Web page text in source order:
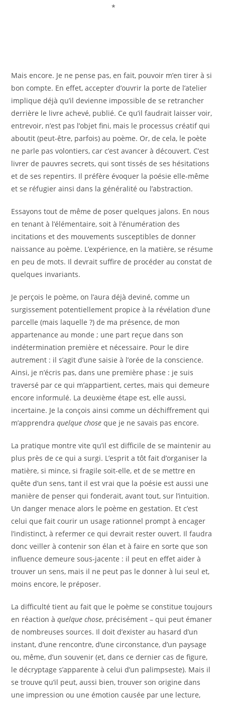
*
Mais encore. Je ne pense pas, en fait, pouvoir m’en tirer à si
bon compte. En effet, accepter d’ouvrir la porte de l’atelier
implique déjà qu’il devienne impossible de se retrancher
derrière le livre achevé, publié. Ce qu’il faudrait laisser voir,
entrevoir, n’est pas l’objet fini, mais le processus créatif qui
aboutit (peut-être, parfois) au poème. Or, de cela, le poète
ne parle pas volontiers, car c’est avancer à découvert. C’est
livrer de pauvres secrets, qui sont tissés de ses hésitations
et de ses repentirs. Il préfère évoquer la poésie elle-même
et se réfugier ainsi dans la généralité ou l’abstraction.
Essayons tout de même de poser quelques jalons. En nous
en tenant à l’élémentaire, soit à l’énumération des
incitations et des mouvements susceptibles de donner
naissance au poème. L’expérience, en la matière, se résume
en peu de mots. Il devrait suffire de procéder au constat de
quelques invariants.
Je perçois le poème, on l’aura déjà deviné, comme un
surgissement potentiellement propice à la révélation d’une
parcelle (mais laquelle ?) de ma présence, de mon
appartenance au monde ; une part reçue dans son
indétermination première et nécessaire. Pour le dire
autrement : il s’agit d’une saisie à l’orée de la conscience.
Ainsi, je n’écris pas, dans une première phase : je suis
traversé par ce qui m’appartient, certes, mais qui demeure
encore informulé. La deuxième étape est, elle aussi,
incertaine. Je la conçois ainsi comme un déchiffrement qui
m’apprendraquelque chose que je ne savais pas encore.
La pratique montre vite qu’il est difficile de se maintenir au
plus près de ce qui a surgi. L’esprit a tôt fait d’organiser la
matière, si mince, si fragile soit-elle, et de se mettre en
quête d’un sens, tant il est vrai que la poésie est aussi une
manière de penser qui fonderait, avant tout, sur l’intuition.
Un danger menace alors le poème en gestation. Et c’est
celui que fait courir un usage rationnel prompt à encager
l’indistinct, à refermer ce qui devrait rester ouvert. Il faudra
donc veiller à contenir son élan et à faire en sorte que son
influence demeure sous-jacente : il peut en effet aider à
trouver un sens, mais il ne peut pas le donner à lui seul et,
moins encore, le préposer.
La difficulté tient au fait que le poème se constitue toujours
en réaction àquelque chose, précisément – qui peut émaner
de nombreuses sources. Il doit d’exister au hasard d’un
instant, d’une rencontre, d’une circonstance, d’un paysage
ou, même, d’un souvenir (et, dans ce dernier cas de figure,
le décryptage s’apparente à celui d’un palimpseste). Mais il
se trouve qu’il peut, aussi bien, trouver son origine dans
une impression ou une émotion causée par une lecture,